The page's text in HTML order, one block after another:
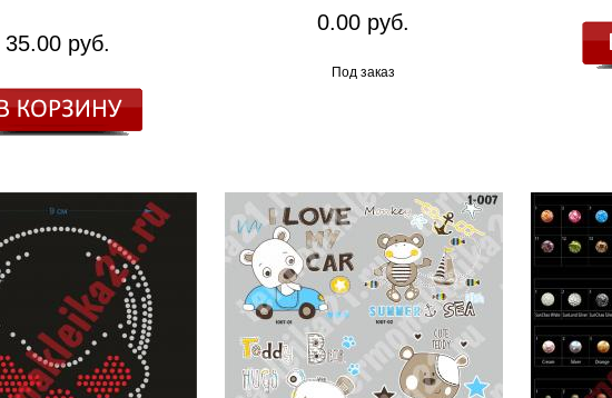
35.00 руб.
0.00 руб.
Под заказ